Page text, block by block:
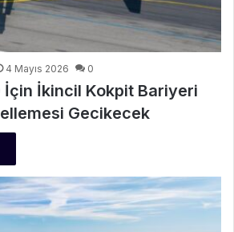
4 Mayıs 2026 0
İçin İkincil Kokpit Bariyeri
Gecikecek